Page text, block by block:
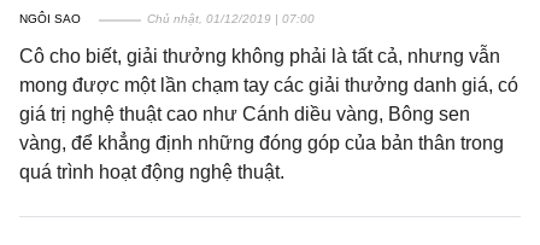
NGÔI SAO Chủ nhật, 01/12/2019 | 07:00
Cô cho biết, giải thưởng không phải là tất cả, nhưng vẫn
mong được một lần chạm tay các giải thưởng danh giá, có
giá trị nghệ thuật cao như Cánh diều vàng, Bông sen
vàng, để khẳng định những đóng góp của bản thân trong
quá trình hoạt động nghệ thuật.